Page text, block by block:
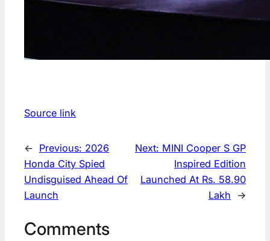
Source link
← Previous: 2026
Honda City Spied
Undisguised Ahead Of
Launch
Next: MINI Cooper S GP
Inspired Edition
Launched At Rs. 58.90
Lakh
→
Comments